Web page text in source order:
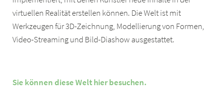
virtuellen Realität erstellen können. Die Welt ist mit
Werkzeugen für 3D-Zeichnung, Modellierung von Formen,
Video-Streaming und Bild-Diashow ausgestattet.
Sie können diese Welt hier besuchen.